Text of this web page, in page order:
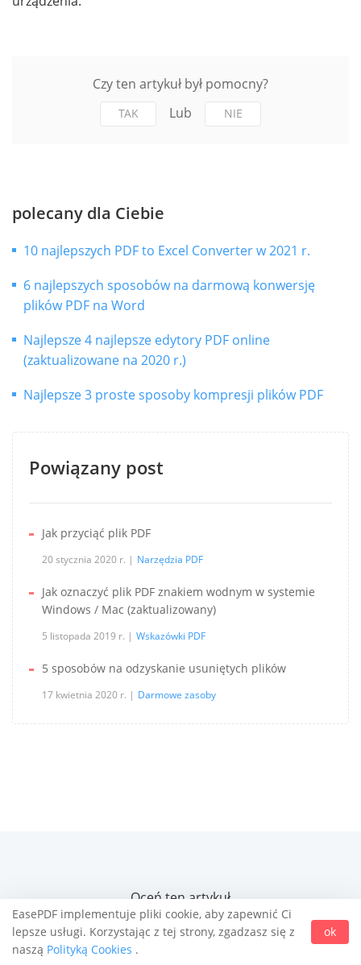
Czy ten artykuł był pomocny?
TAK Lub NIE
polecany dla Ciebie
10 najlepszych PDF to Excel Converter w 2021 r.
6 najlepszych sposobów na darmową konwersję
plików PDF na Word
Najlepsze 4 najlepsze edytory PDF online
(zaktualizowane na 2020 r.)
Najlepsze 3 proste sposoby kompresji plików PDF
Powiązany post
Jak przyciąć plik PDF
20 stycznia 2020 r. Narzędzia PDF
Jak oznaczyć plik PDF znakiem wodnym w systemie
Windows / Mac (zaktualizowany)
5 listopada 2019 r. Wskazówki PDF
5 sposobów na odzyskanie usuniętych plików
17 kwietnia 2020 r. Darmowe zasoby
Oceń ten artykuł
27,401.2
EasePDF implementuje pliki cookie, aby zapewnić Ci
lepsze usługi. Korzystając z tej strony, zgadzasz się z
naszą Polityką Cookies .
ok